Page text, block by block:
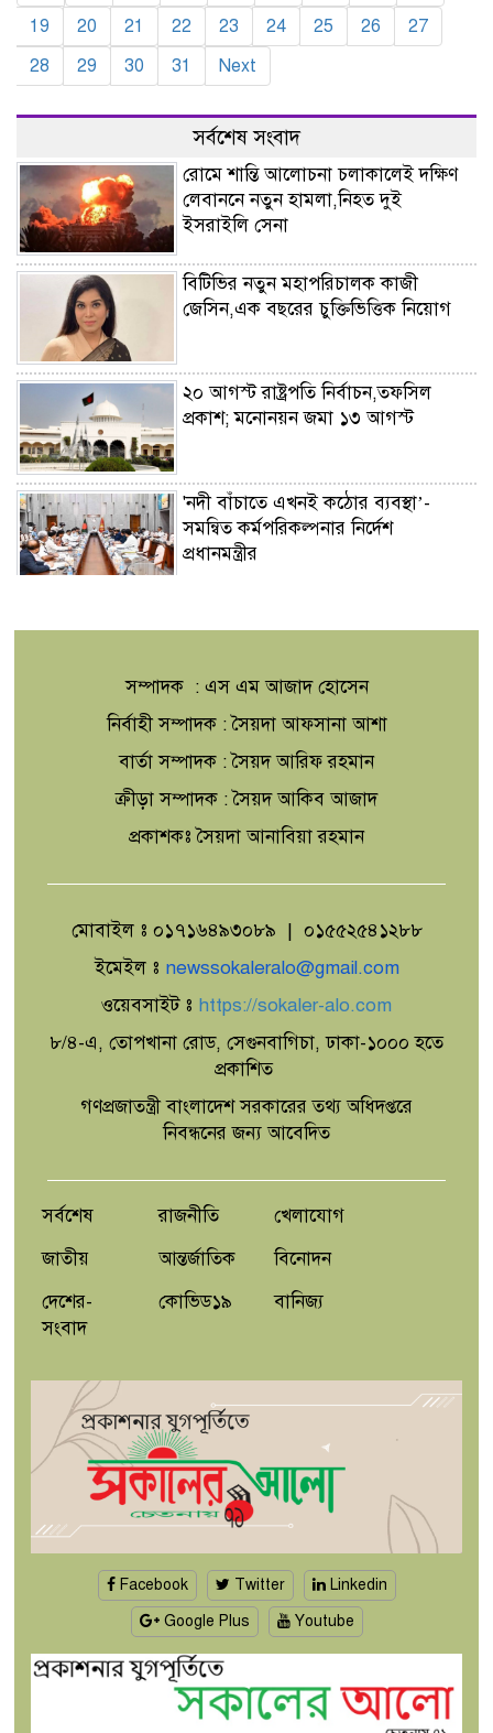
19
20 21 22 23 24 25 26
27
28
29 30 31 Next
সর্বশেষ সংবাদ
রোমে শান্তি আলোচনা চলাকালেই দক্ষিণ
লেবাননে নতুন হামলা,নিহত দুই
ইসরাইলি সেনা
বিটিভির নতুন মহাপরিচালক কাজী
জেসিন,এক বছরের চুক্তিভিত্তিক নিয়োগ
২০ আগস্ট রাষ্ট্রপতি নির্বাচন,তফসিল
প্রকাশ; মনোনয়ন জমা ১৩ আগস্ট
'নদী বাঁচাতে এখনই কঠোর ব্যবস্থা’-
সমন্বিত কর্মপরিকল্পনার নির্দেশ
প্রধানমন্ত্রীর
প্রাণ,মোটরসাইকেল দুর্ঘটনাই সবচেয়ে
টাঙ্গাইলের মহিষমারা কলেজে গড়ে উঠছে
ভবিষ্যতের কৃষি উদ্যোক্তা
'এক মুঠো মাটির বিস্ময়'
উৎপাদন বাড়াতে না পারলে দেশের উন্নয়ন
সম্ভব নয়: এমপি রবিউল বাশার
শিরোমনি মহসেন আদর্শ সরকারি প্রাথমিক
বিদ্যালয়ে প্রধান শিক্ষক তরিকুল ইসলামের
বিদায় সংবর্ধনা
সম্পাদক : এস এম আজাদ হোসেন
নির্বাহী সম্পাদক : সৈয়দা আফসানা আশা
বার্তা সম্পাদক : সৈয়দ আরিফ রহমান
ক্রীড়া সম্পাদক : সৈয়দ আকিব আজাদ
প্রকাশকঃ সৈয়দা আনাবিয়া রহমান
মোবাইল ঃ ০১৭১৬৪৯৩০৮৯ | ০১৫৫২৫৪১২৮৮
ইমেইল ঃ newssokaleralo@gmail.com
ওয়েবসাইট ঃ https://sokaler-alo.com
৮/৪-এ, তোপখানা রোড, সেগুনবাগিচা, ঢাকা-১০০০ হতে
প্রকাশিত
গণপ্রজাতন্ত্রী বাংলাদেশ সরকারের তথ্য অধিদপ্তরে
নিবন্ধনের জন্য আবেদিত
সর্বশেষ
জাতীয়
দেশের-
সংবাদ
রাজনীতি
আন্তর্জাতিক
কোভিড১৯
খেলাযোগ
বিনোদন
বানিজ্য
Facebook Twitter
Linkedin
Google Plus
Youtube